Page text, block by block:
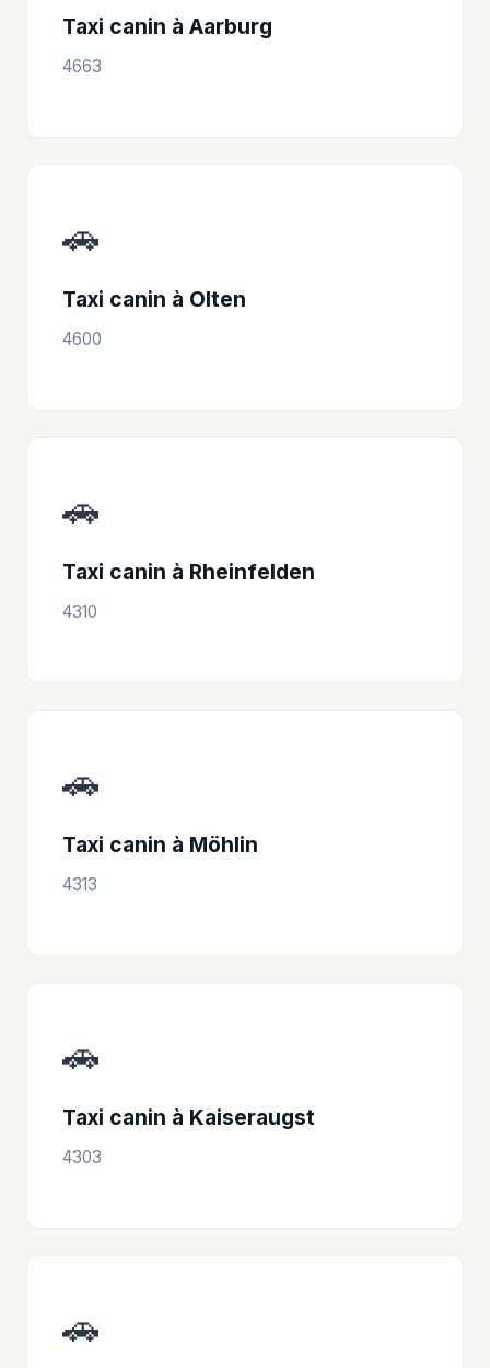
Taxi canin à Aarburg
4663
🚗
Taxi canin à Olten
4600
🚗
Taxi canin à Rheinfelden
4310
🚗
Taxi canin à Möhlin
4313
🚗
Taxi canin à Kaiseraugst
4303
🚗